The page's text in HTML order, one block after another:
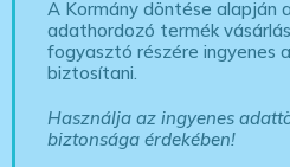
A Kormány döntése alapján
adathordozó termék
fogyasztó részére ingyenes
biztosítani.
Használja az ingyenes
biztonsága érdekében!